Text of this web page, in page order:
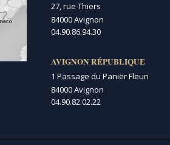
27, rue Thiers
84000 Avignon
04.90.86.94.30
AVIGNON RÉPUBLIQUE
1 Passage du Panier Fleuri
84000 Avignon
04.90.82.02.22